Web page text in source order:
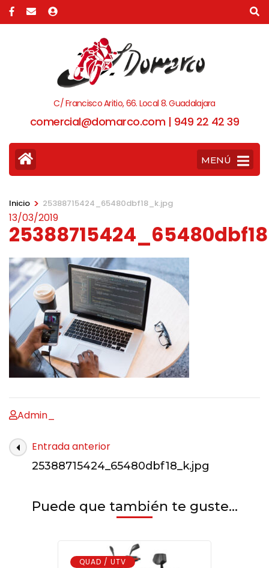
C/ Francisco Aritio, 66. Local 8. Guadalajara
comercial@domarco.com | 949 22 42 39
MENÚ
Inicio > 25388715424_65480dbf18_k.jpg
13/03/2019
Admin_
Entrada anterior
25388715424_65480dbf18_k.jpg
Puede que también te guste...
QUAD / UTV